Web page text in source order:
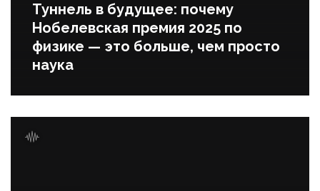
Туннель в будущее: почему
Нобелевская премия 2025 по
физике — это больше, чем просто
наука